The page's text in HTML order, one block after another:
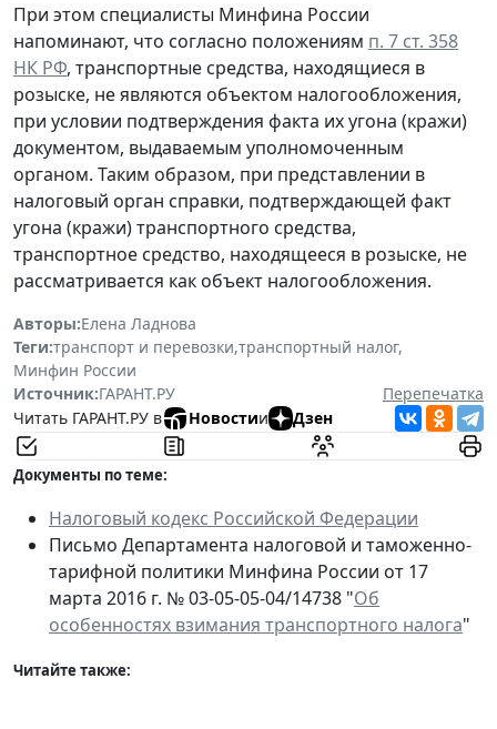
При этом специалисты Минфина России
напоминают, что согласно положениям п. 7 ст. 358
НК РФ, транспортные средства, находящиеся в
розыске, не являются объектом налогообложения,
при условии подтверждения факта их угона (кражи)
документом, выдаваемым уполномоченным
органом. Таким образом, при представлении в
налоговый орган справки, подтверждающей факт
угона (кражи) транспортного средства,
транспортное средство, находящееся в розыске, не
рассматривается как объект налогообложения.
Авторы:Елена Ладнова
Теги:транспорт и перевозки,транспортный налог,
Минфин России
Источник:ГАРАНТ.РУ
Перепечатка
Читать ГАРАНТ.РУ в
Новостии Дзен
Документы по теме:
Налоговый кодекс Российской Федерации
Письмо Департамента налоговой и таможенно-
тарифной политики Минфина России от 17
марта 2016 г. № 03-05-05-04/14738 "Об
особенностях взимания транспортного налога"
Читайте также: